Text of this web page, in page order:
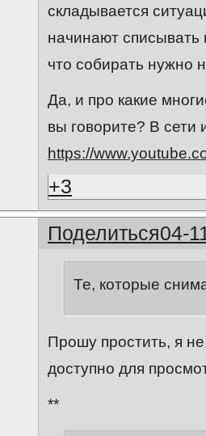
складывается
начинают
что собирать нужно
Да, и про какие
вы говорите? В сети
https://
+3
Поделиться04-
Те, которые
Прошу простить, я
доступно для
**